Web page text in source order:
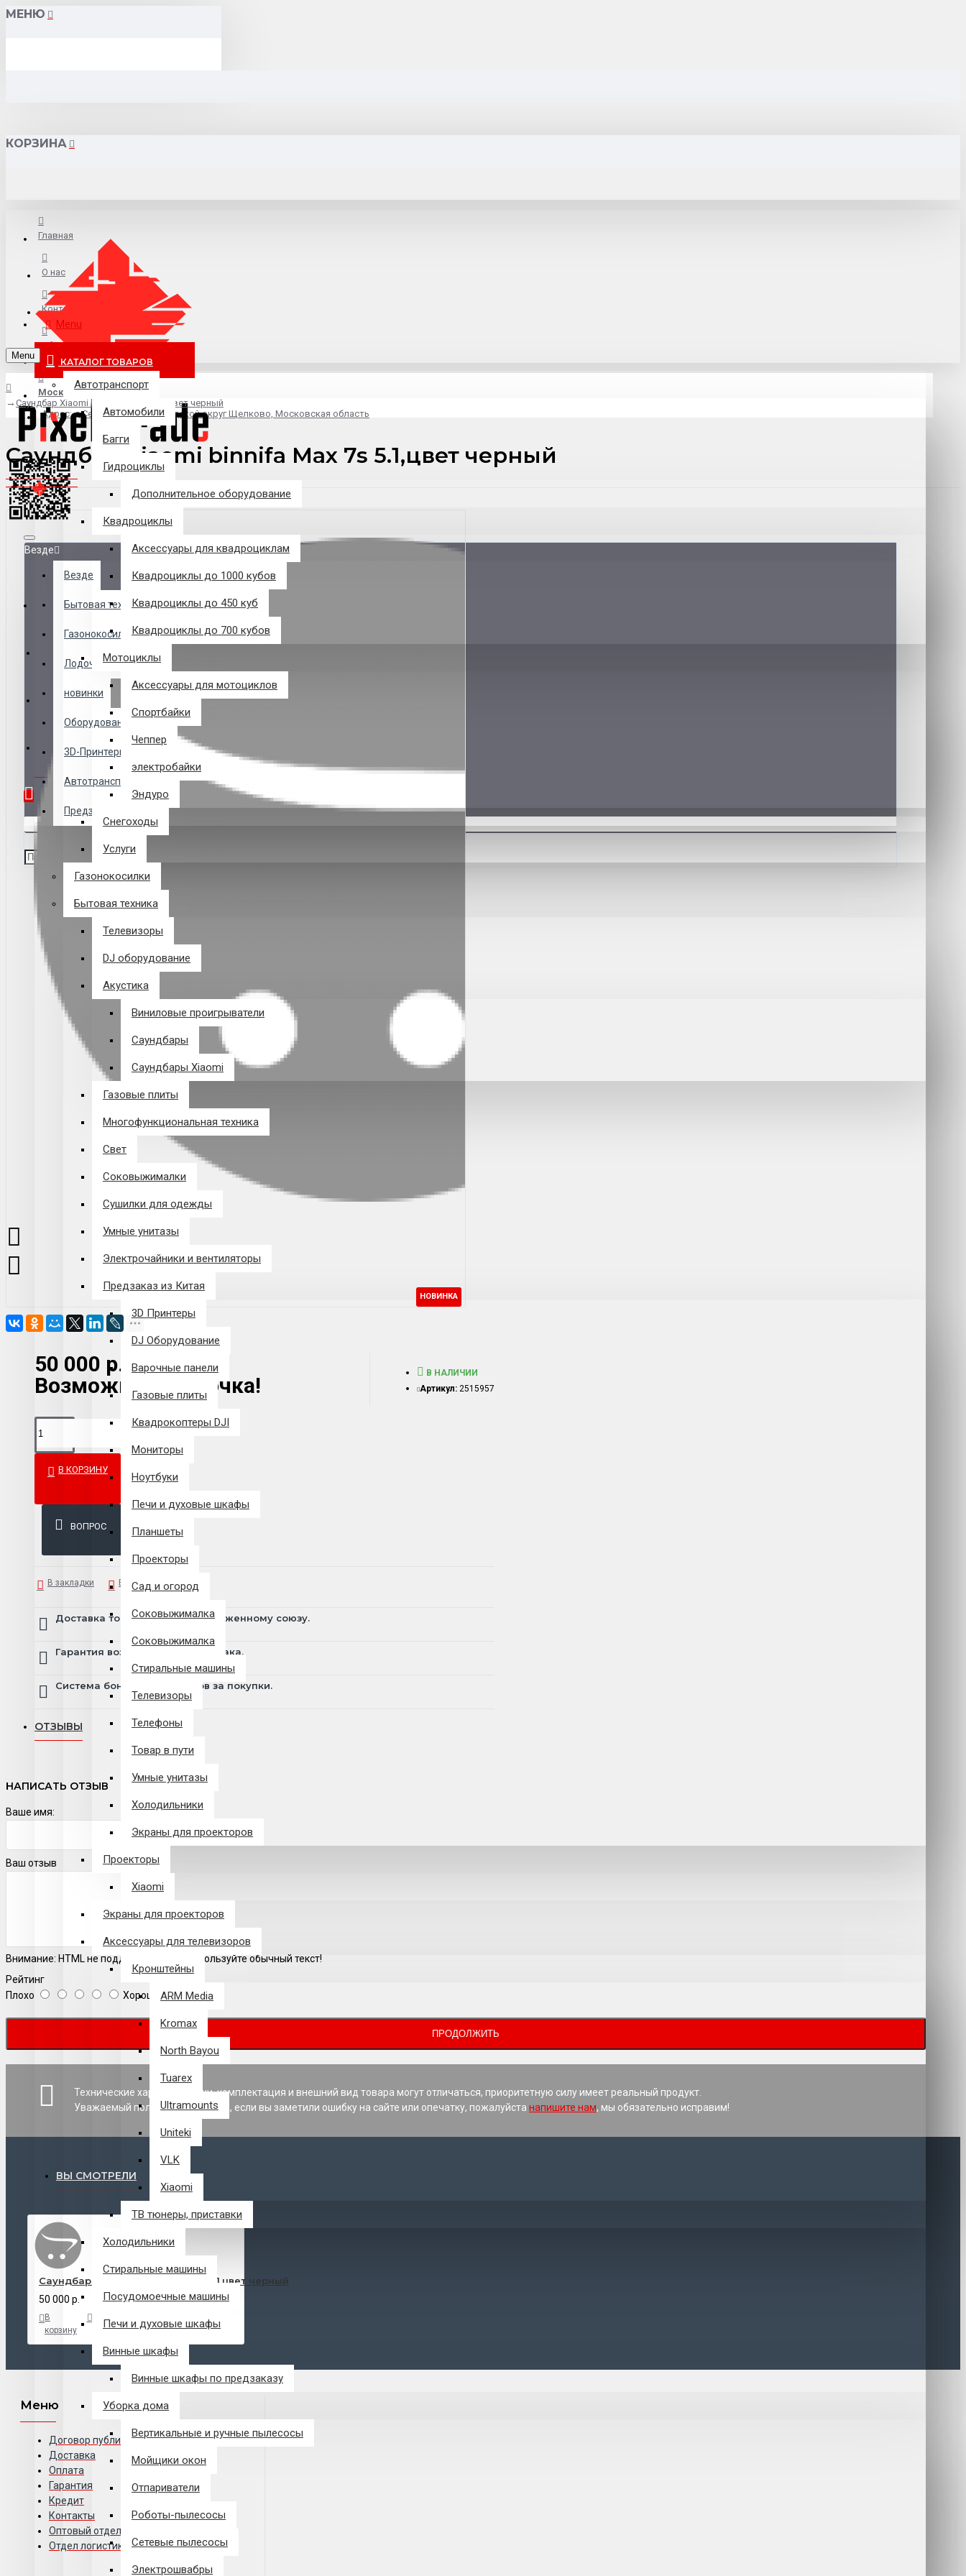
МЕНЮ
КОРЗИНА
Главная
О нас
Контакты
info@pixel-trade.ru
Москва
Адрес: д.Серково, вл1А, городской округ Щелково, Московская область
Везде
Везде
Бытовая техника
Газонокосилки
Лодочные Моторы
новинки
Оборудование
3D-Принтеры
Автотранспорт
Предзаказ из Китая
Филиалы
Закладки
0 товар(ов) - 0 р.
В корзине пусто!
Menu
КАТАЛОГ ТОВАРОВ
Автотранспорт
Автомобили
Багги
Гидроциклы
Дополнительное оборудование
Квадроциклы
Аксессуары для квадроциклам
Квадроциклы до 1000 кубов
Квадроциклы до 450 куб
Квадроциклы до 700 кубов
Мотоциклы
Аксессуары для мотоциклов
Спортбайки
Чеппер
электробайки
Эндуро
Снегоходы
Услуги
Газонокосилки
Бытовая техника
Телевизоры
DJ оборудование
Акустика
Виниловые проигрыватели
Саундбары
Саундбары Xiaomi
Газовые плиты
Многофункциональная техника
Свет
Соковыжималки
Сушилки для одежды
Умные унитазы
Электрочайники и вентиляторы
Предзаказ из Китая
3D Принтеры
DJ Оборудование
Варочные панели
Газовые плиты
Квадрокоптеры DJI
Мониторы
Ноутбуки
Печи и духовые шкафы
Планшеты
Проекторы
Сад и огород
Соковыжималка
Соковыжималка
Стиральные машины
Телевизоры
Телефоны
Товар в пути
Умные унитазы
Холодильники
Экраны для проекторов
Проекторы
Xiaomi
Экраны для проекторов
Аксессуары для телевизоров
Кронштейны
ARM Media
Kromax
North Bayou
Tuarex
Ultramounts
Uniteki
VLK
Xiaomi
ТВ тюнеры, приставки
Холодильники
Стиральные машины
Посудомоечные машины
Печи и духовые шкафы
Винные шкафы
Винные шкафы по предзаказу
Уборка дома
Вертикальные и ручные пылесосы
Мойщики окон
Отпариватели
Роботы-пылесосы
Сетевые пылесосы
Электрошвабры
Menu
Саундбар Xiaomi binnifa Max 7s 5.1,цвет черный
Саундбар Xiaomi binnifa Max 7s 5.1,цвет черный
НОВИНКА
50 000 р.
Возможна рассрочка!
В НАЛИЧИИ
Артикул: 2515957
В КОРЗИНУ
ВОПРОС
В закладки В сравнение
Доставка товара по всему Таможенному союзу.
Гарантия возврата и обмена брака.
Система бонусов и подарков за покупки.
ОТЗЫВЫ
НАПИСАТЬ ОТЗЫВ
Ваше имя:
Ваш отзыв
Внимание: HTML не поддерживается! Используйте обычный текст!
Рейтинг
Плохо
Хорошо
ПРОДОЛЖИТЬ
Технические характеристики, комплектация и внешний вид товара могут отличаться, приоритетную силу имеет реальный продукт.
Уважаемый пользователь сайта, если вы заметили ошибку на сайте или опечатку, пожалуйста напишите нам, мы обязательно исправим!
ВЫ СМОТРЕЛИ
Саундбар Xiaomi binnifa Max 7s 5.1,цвет черный
50 000 р.
В
корзину
закладки
сравнение
Меню
Договор публичной оферты
Доставка
Оплата
Гарантия
Кредит
Контакты
Оптовый отдел
Отдел логистики